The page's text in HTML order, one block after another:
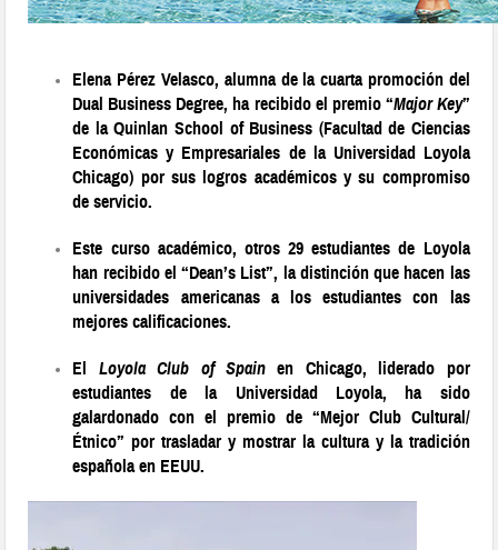
Elena Pérez Velasco, alumna de la cuarta promoción del
Dual Business Degree, ha recibido el premio “Major Key”
de la Quinlan School of Business (Facultad de Ciencias
Económicas y Empresariales de la Universidad Loyola
Chicago) por sus logros académicos y su compromiso
de servicio.
Este curso académico, otros 29 estudiantes de Loyola
han recibido el “Dean’s List”, la distinción que hacen las
universidades americanas a los estudiantes con las
mejores calificaciones.
El Loyola Club of Spain en Chicago, liderado por
estudiantes de la Universidad Loyola, ha sido
galardonado con el premio de “Mejor Club Cultural/
Étnico” por trasladar y mostrar la cultura y la tradición
española en EEUU.